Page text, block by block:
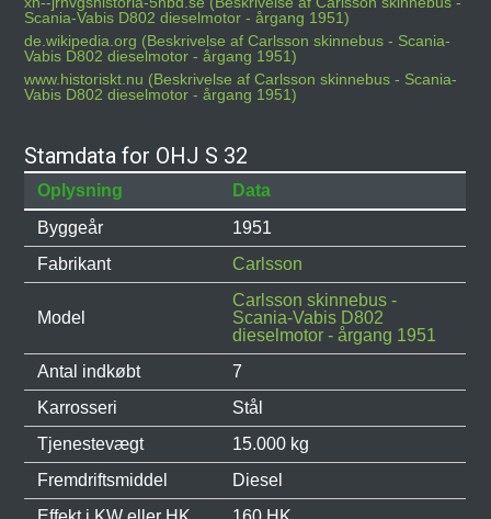
Scania-Vabis D802 dieselmotor - årgang 1951)
de.wikipedia.org (Beskrivelse af Carlsson skinnebus - Scania-
Vabis D802 dieselmotor - årgang 1951)
www.historiskt.nu (Beskrivelse af Carlsson skinnebus - Scania-
Vabis D802 dieselmotor - årgang 1951)
Stamdata for OHJ S 32
Oplysning
Data
Byggeår
1951
Fabrikant
Carlsson
Model
Carlsson skinnebus -
Scania-Vabis D802
dieselmotor - årgang 1951
Antal indkøbt
7
Karrosseri
Stål
Tjenestevægt
15.000 kg
Fremdriftsmiddel
Diesel